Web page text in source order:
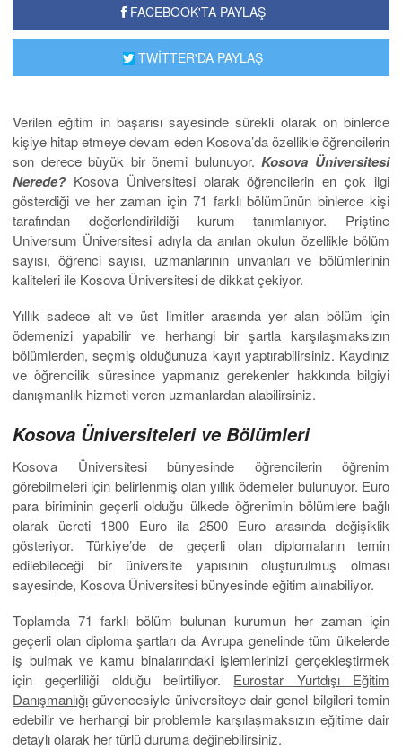
FACEBOOK'TA PAYLAŞ
TWİTTER'DA PAYLAŞ
Verilen eğitim in başarısı sayesinde sürekli olarak on binlerce
kişiye hitap etmeye devam eden Kosova’da özellikle öğrencilerin
son derece büyük bir önemi bulunuyor.Kosova Üniversitesi
Nerede?Kosova Üniversitesi olarak öğrencilerin en çok ilgi
gösterdiği ve her zaman için 71 farklı bölümünün binlerce kişi
tarafından değerlendirildiği kurum tanımlanıyor. Priştine
Universum Üniversitesi adıyla da anılan okulun özellikle bölüm
sayısı, öğrenci sayısı, uzmanlarının unvanları ve bölümlerinin
kaliteleri ile Kosova Üniversitesi de dikkat çekiyor.
Yıllık sadece alt ve üst limitler arasında yer alan bölüm için
ödemenizi yapabilir ve herhangi bir şartla karşılaşmaksızın
bölümlerden, seçmiş olduğunuza kayıt yaptırabilirsiniz. Kaydınız
ve öğrencilik süresince yapmanız gerekenler hakkında bilgiyi
danışmanlık hizmeti veren uzmanlardan alabilirsiniz.
Kosova Üniversiteleri ve Bölümleri
Kosova Üniversitesi bünyesinde öğrencilerin öğrenim
görebilmeleri için belirlenmiş olan yıllık ödemeler bulunuyor. Euro
para biriminin geçerli olduğu ülkede öğrenimin bölümlere bağlı
olarak ücreti 1800 Euro ila 2500 Euro arasında değişiklik
gösteriyor. Türkiye’de de geçerli olan diplomaların temin
edilebileceği bir üniversite yapısının oluşturulmuş olması
sayesinde, Kosova Üniversitesi bünyesinde eğitim alınabiliyor.
Toplamda 71 farklı bölüm bulunan kurumun her zaman için
geçerli olan diploma şartları da Avrupa genelinde tüm ülkelerde
iş bulmak ve kamu binalarındaki işlemlerinizi gerçekleştirmek
için geçerliliği olduğu belirtiliyor. Eurostar Yurtdışı Eğitim
Danışmanlığı güvencesiyle üniversiteye dair genel bilgileri temin
edebilir ve herhangi bir problemle karşılaşmaksızın eğitime dair
detaylı olarak her türlü duruma değinebilirsiniz.